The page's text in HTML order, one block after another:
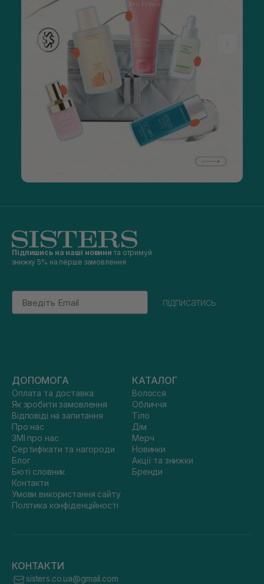
Підпишись на наші новини та отримуй
знижку 5% на перше замовлення
Email
підписатись
ДОПОМОГА
Оплата та доставка
Як зробити замовлення
Відповіді на запитання
Про нас
ЗМІ про нас
Сертифікати та нагороди
Блог
Бюті словник
Контакти
Умови використання сайту
Політика конфіденційності
КАТАЛОГ
Волосся
Обличчя
Тіло
Дім
Мерч
Новинки
Акції та знижки
Бренди
КОНТАКТИ
sisters.co.ua@gmail.com